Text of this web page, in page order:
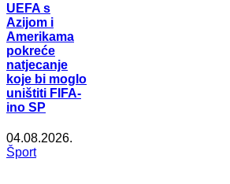
UEFA s
Azijom i
Amerikama
pokreće
natjecanje
koje bi moglo
uništiti FIFA-
ino SP
04.08.2026.
Šport